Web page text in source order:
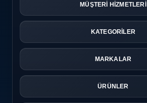
MÜŞTERİ HİZMETLERİ
KATEGORİLER
MARKALAR
ÜRÜNLER